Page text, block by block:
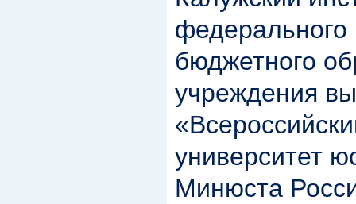
федерального
бюджетного
учреждения
университет
Минюста